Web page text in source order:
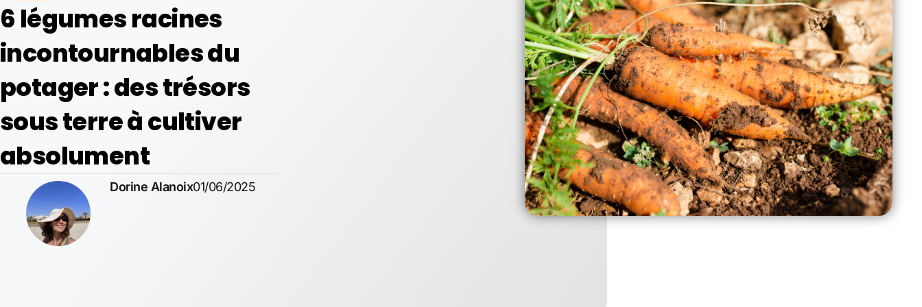
6 légumes racines
incontournables du
potager : des trésors
sous terre à cultiver
absolument
Dorine Alanoix01/06/2025